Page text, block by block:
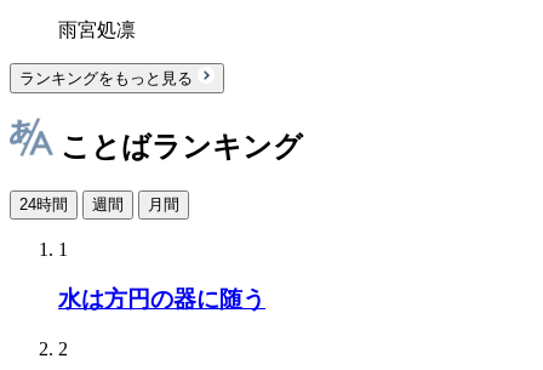
雨宮処凛
ランキングをもっと見る
ことばランキング
24時間 週間 月間
1
水は方円の器に随う
2